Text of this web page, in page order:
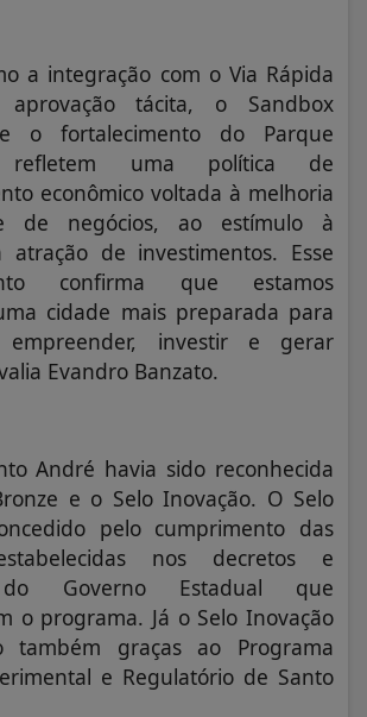
a integração com o Via Rápida
tácita, o Sandbox
o fortalecimento do Parque
refletem uma política de
econômico voltada à melhoria
de negócios, ao estímulo à
atração de investimentos. Esse
confirma que estamos
cidade mais preparada para
investir e gerar
Evandro Banzato.
André havia sido reconhecida
e o Selo Inovação. O Selo
pelo cumprimento das
nos decretos e
do Governo Estadual que
o programa. Já o Selo Inovação
também graças ao Programa
e Regulatório de Santo